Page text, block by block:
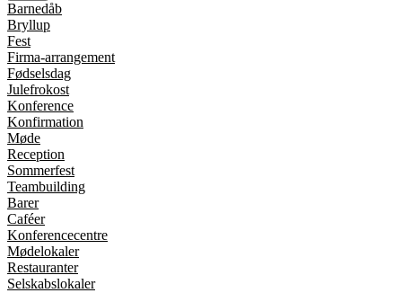
Barnedåb
Bryllup
Fest
Firma-arrangement
Fødselsdag
Julefrokost
Konference
Konfirmation
Møde
Reception
Sommerfest
Teambuilding
Barer
Caféer
Konferencecentre
Mødelokaler
Restauranter
Selskabslokaler